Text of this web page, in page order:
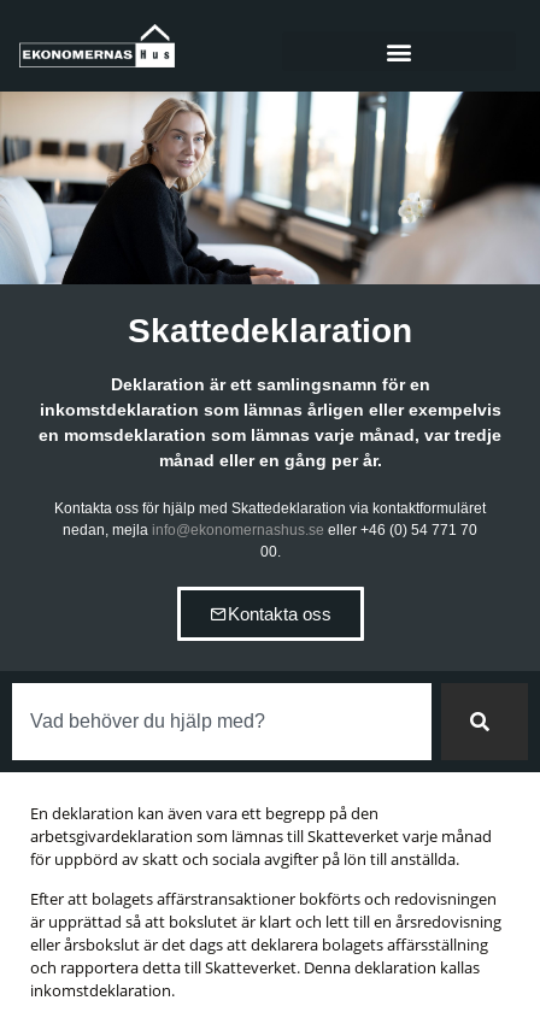
Skatte­deklaration
Deklaration är ett samlingsnamn för en
inkomstdeklaration som lämnas årligen eller exempelvis
en momsdeklaration som lämnas varje månad, var tredje
månad eller en gång per år.
Kontakta oss för hjälp med Skatte­deklaration via kontaktformuläret
nedan, mejla info@ekonomernashus.se eller +46 (0) 54 771 70
00.
Kontakta oss
En deklaration kan även vara ett begrepp på den
arbetsgivardeklaration som lämnas till Skatteverket varje månad
för uppbörd av skatt och sociala avgifter på lön till anställda.
Efter att bolagets affärstransaktioner bokförts och redovisningen
är upprättad så att bokslutet är klart och lett till en årsredovisning
eller årsbokslut är det dags att deklarera bolagets affärsställning
och rapportera detta till Skatteverket. Denna deklaration kallas
inkomstdeklaration.